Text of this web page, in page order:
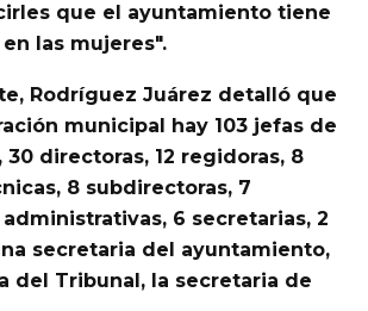
que el ayuntamiento tiene
las mujeres".
Rodríguez Juárez detalló que
municipal hay 103 jefas de
directoras, 12 regidoras, 8
8 subdirectoras, 7
6 secretarias, 2
secretaria del ayuntamiento,
del Tribunal, la secretaria de